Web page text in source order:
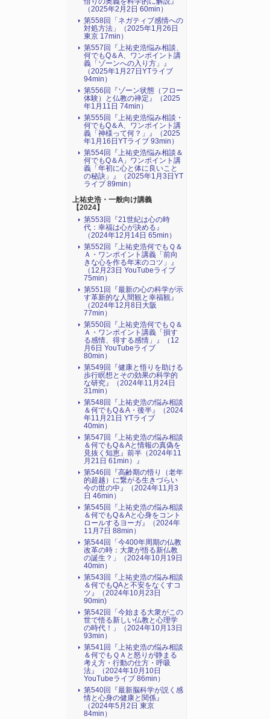
（2025年2月2日 60min）
第558回「ネガティブ感情への
対処方法」（2025年1月26日
東京 17min）
第557回『上祐史浩悩み相談、
何でもQ＆A、ワンポイント講
義「ゾーンへの入り方」』
（2025年1月27日YTライブ
94min）
第556回『ゾーン状態（フロー
体験）と仏教の禅定』（2025
年1月11日 74min）
第555回『上祐史浩悩み相談・
何でもQ＆A、ワンポイント講
義「神様って何？」』（2025
年1月16日YTライブ 93min）
第554回『上祐史浩悩み相談＆
何でもQ＆A」ワンポイント講
義「年初に心と体に良いこと
の秘訣」』（2025年1月3日YT
ライブ 89min）
上祐史浩・一般向け講義
【2024】
第553回『21世紀は心の時
代：幸福は心が決める』
（2024年12月14日 65min）
第552回『上祐史浩何でもＱ＆
Ａ・ワンポイント講義「前向
きな心を作る年末のコツ」』
（12月23日 YouTubeライブ
75min）
第551回『最新の心の科学が示
す革新的な人間観と幸福観』
（2024年12月8日大阪
77min）
第550回『上祐史浩何でもＱ＆
Ａ・ワンポイント講義「損す
る感情、得する感情」』（12
月6日 YouTubeライブ
80min）
第549回『健康と悟りを助ける
歩行瞑想とその効果の科学的
な研究』（2024年11月24日
31min）
第548回『上祐史浩の悩み相談
＆何でもQ＆A・後半』（2024
年11月21日 YTライブ
40min）
第547回『上祐史浩の悩み相談
＆何でもQ＆Aと情報の真偽を
見抜く知恵』前半（2024年11
月21日 61min）』
第546回『高齢期の悟り（老年
的超越）に繋がる生きづらい
今の世の中』（2024年11月3
日 46min）
第545回『上祐史浩の悩み相談
＆何でもQ＆Aと心身をコント
ロールするヨーガ』（2024年
11月7日 88min）
第544回「今400年周期の仏教
改革の時：大衆が悟る新仏教
の誕生？」（2024年10月19日
40min）
第543回『上祐史浩の悩み相談
＆何でもQAと不安をなくすコ
ツ』（2024年10月23日
90min)
第542回「今始まる大衆がこの
世で悟る新しい仏教と心理学
の時代！」（2024年10月13日
93min）
第541回『上祐史浩の悩み相談
＆何でもＱＡと怒りが静まる
考え方・行動の仕方・呼吸
法』（2024年10月10日
YouTubeライブ 86min）
第540回『最新脳科学が説く感
情と心身の健康と関係』
（2024年5月2日 東京
84min）